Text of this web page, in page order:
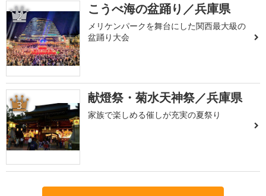
2 こうべ海の盆踊り／兵庫県
メリケンパークを舞台にした関西最大級の
盆踊り大会
3 献燈祭・菊水天神祭／兵庫県
家族で楽しめる催しが充実の夏祭り